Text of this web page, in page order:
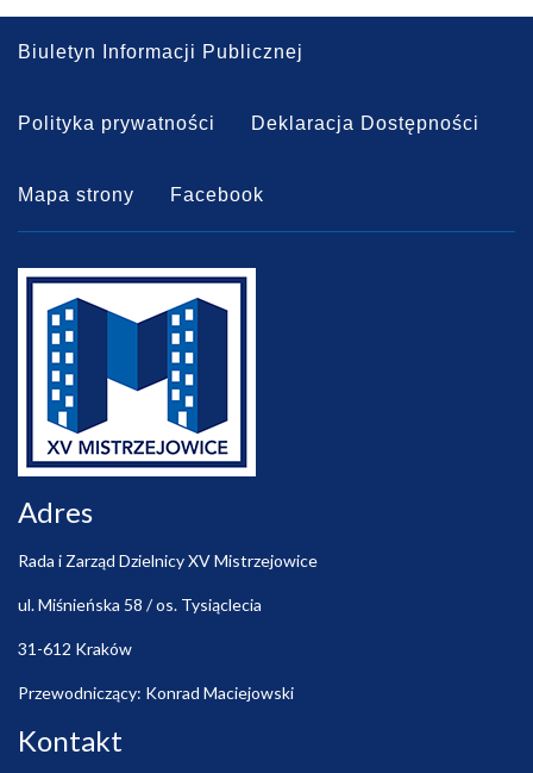
Biuletyn Informacji Publicznej
Polityka prywatności Deklaracja Dostępności
Mapa strony Facebook
Adres
Rada i Zarząd Dzielnicy XV Mistrzejowice
ul. Miśnieńska 58 / os. Tysiąclecia
31-612 Kraków
Przewodniczący: Konrad Maciejowski
Kontakt